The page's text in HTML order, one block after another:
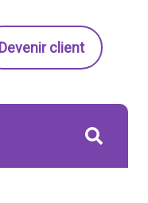
Devenir client